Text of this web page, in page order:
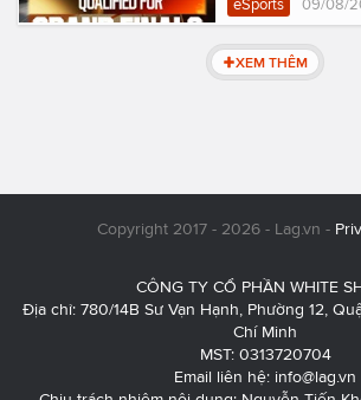
eSports 09/08/
XEM THÊM
Copyright 2017 - 2026 - Lag.vn -
CÔNG TY CỔ PHẦN WHITE
Địa chỉ: 780/14B Sư Vạn Hạnh, Phường 12,
Chí Minh
MST: 0313720704
Email liên hệ: info@lag.vn